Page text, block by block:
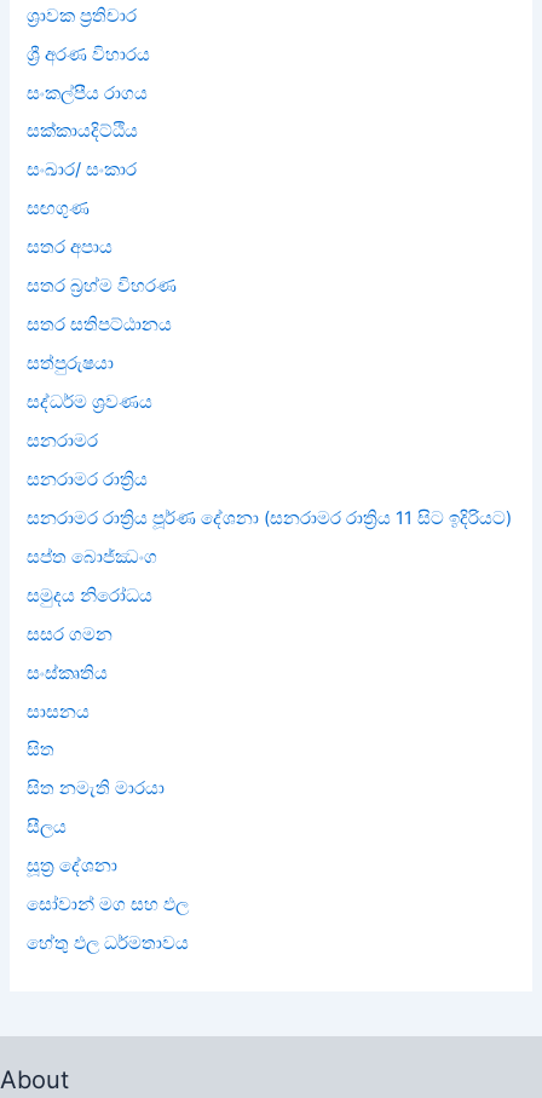
ශ්‍රාවක ප්‍රතිචාර
ශ්‍රී අරණ විහාරය
සංකල්පීය රාගය
සක්කායදිට්ඨිය
සංඛාර/ සංකාර
සඟගුණ
සතර අපාය
සතර බ්‍රහ්ම විහරණ
සතර සතිපට්ඨානය
සත්පුරුෂයා
සද්ධර්ම ශ්‍රවණය
සනරාමර
සනරාමර රාත්‍රිය
සනරාමර රාත්‍රිය පූර්ණ දේශනා (සනරාමර රාත්‍රිය 11 සිට ඉදිරියට)
සප්ත බොජ්ඣංග
සමුදය නිරෝධය
සසර ගමන
සංස්කෘතිය
සාසනය
සිත
සිත නමැති මාරයා
සීලය
සූත්‍ර දේශනා
සෝවාන් මග සහ ඵල
හේතු ඵල ධර්මතාවය
About